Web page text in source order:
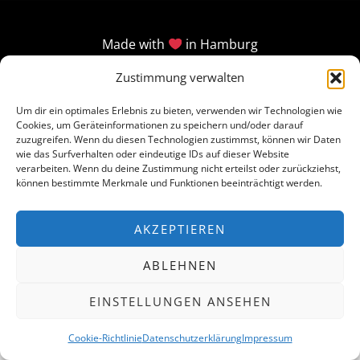
Zustimmung verwalten
Um dir ein optimales Erlebnis zu bieten, verwenden wir Technologien wie
Cookies, um Geräteinformationen zu speichern und/oder darauf
zuzugreifen. Wenn du diesen Technologien zustimmst, können wir Daten
wie das Surfverhalten oder eindeutige IDs auf dieser Website
verarbeiten. Wenn du deine Zustimmung nicht erteilst oder zurückziehst,
können bestimmte Merkmale und Funktionen beeinträchtigt werden.
AKZEPTIEREN
ABLEHNEN
EINSTELLUNGEN ANSEHEN
Cookie-RichtlinieDatenschutzerklärungImpressum
Made with in Hamburg